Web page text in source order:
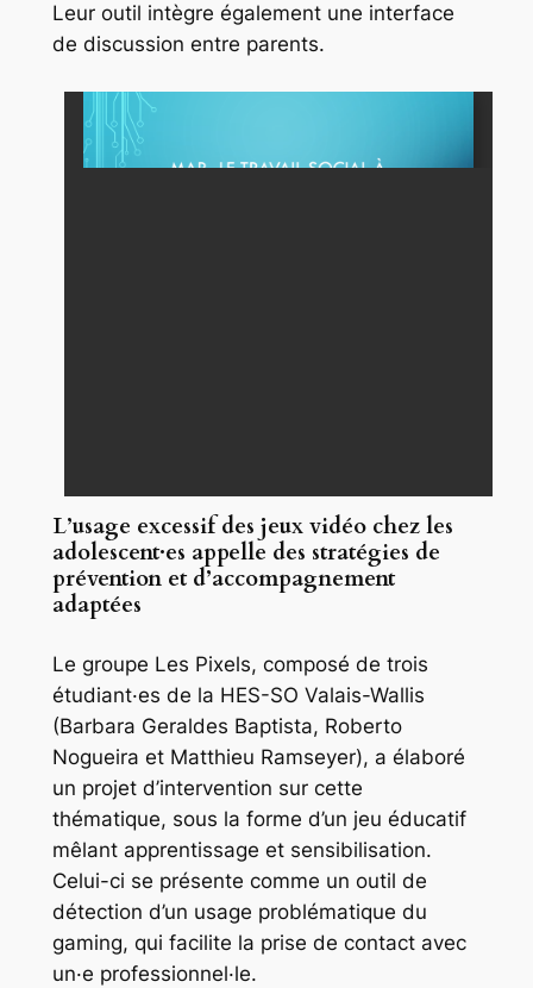
Leur outil intègre également une interface
de discussion entre parents.
L’usage excessif des jeux vidéo chez les
adolescent·es appelle des stratégies de
prévention et d’accompagnement
adaptées
Le groupe Les Pixels, composé de trois
étudiant·es de la HES-SO Valais-Wallis
(Barbara Geraldes Baptista, Roberto
Nogueira et Matthieu Ramseyer), a élaboré
un projet d’intervention sur cette
thématique, sous la forme d’un jeu éducatif
mêlant apprentissage et sensibilisation.
Celui-ci se présente comme un outil de
détection d’un usage problématique du
gaming, qui facilite la prise de contact avec
un·e professionnel·le.